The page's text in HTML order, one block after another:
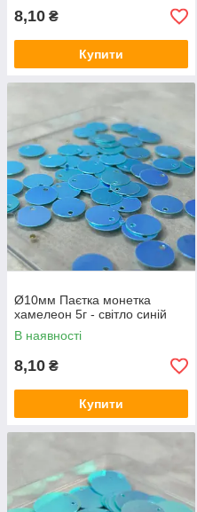
8,10 ₴
Купити
Ø10мм Паєтка монетка
хамелеон 5г - світло синій
В наявності
8,10 ₴
Купити